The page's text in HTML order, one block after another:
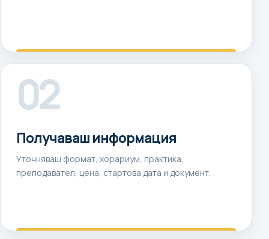
02
Получаваш информация
Уточняваш формат, хорариум, практика,
преподавател, цена, стартова дата и документ.